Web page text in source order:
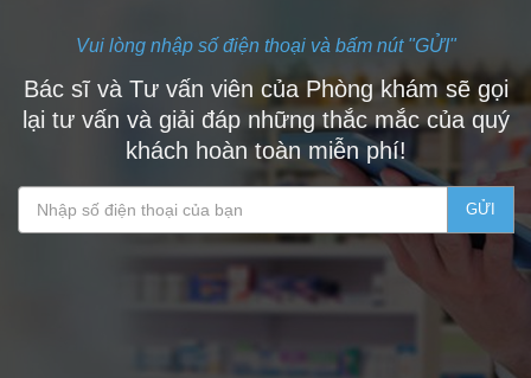
Vui lòng nhập số điện thoại và bấm nút "GỬI"
Bác sĩ và Tư vấn viên của Phòng khám sẽ gọi
lại tư vấn và giải đáp những thắc mắc của quý
khách hoàn toàn miễn phí!
GỬI